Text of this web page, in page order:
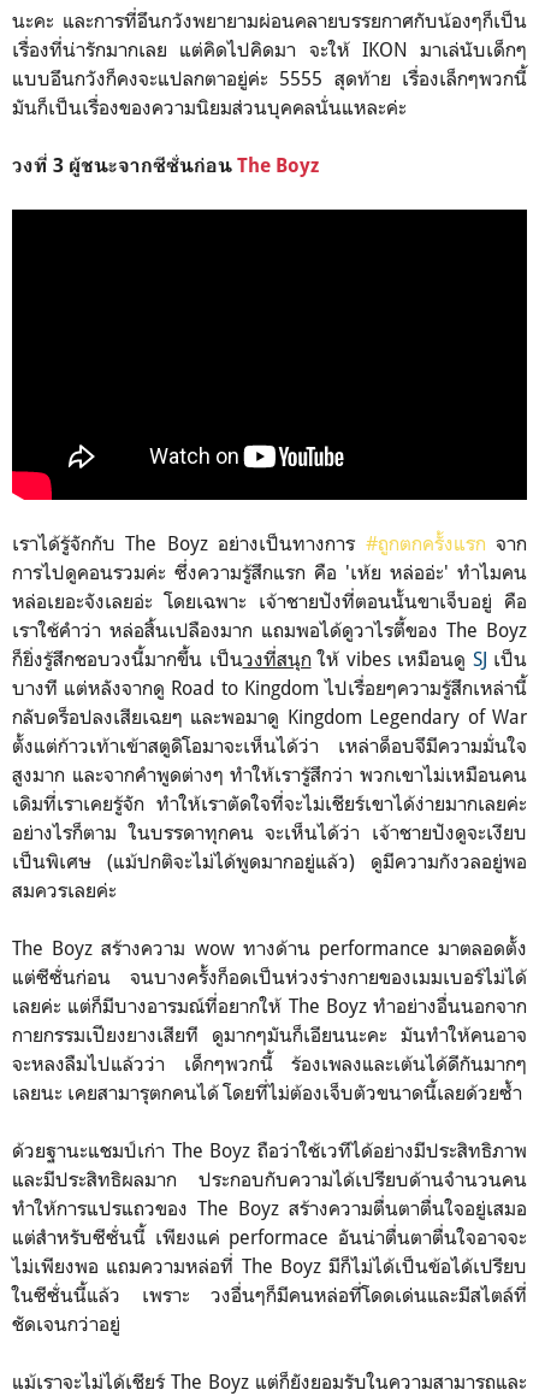
นะคะ และการที่อึนกวังพยายามผ่อนคลายบรรยกาศกับน้องๆก็เป็น
เรื่องที่น่ารักมากเลย แต่คิดไปคิดมา จะให้ IKON มาเล่นับเด็กๆ
แบบอึนกวังก็คงจะแปลกตาอยู่ค่ะ 5555 สุดท้าย เรื่องเล็กๆพวกนี้
มันก็เป็นเรื่องของความนิยมส่วนบุคคลนั่นแหละค่ะ
วงที่ 3 ผู้ชนะจากซีซั่นก่อน The Boyz
เราได้รู้จักกับ The Boyz อย่างเป็นทางการ #ถูกตกครั้งแรก จาก
การไปดูคอนรวมค่ะ ซึ่งความรู้สึกแรก คือ 'เห้ย หล่ออ่ะ' ทำไมคน
หล่อเยอะจังเลยอ่ะ โดยเฉพาะ เจ้าชายปังที่ตอนนั้นขาเจ็บอยู่ คือ
เราใช้คำว่า หล่อสิ้นเปลืองมาก แถมพอได้ดูวาไรตี้ของ The Boyz
ก็ยิ่งรู้สึกชอบวงนี้มากขึ้น เป็นวงที่สนุก ให้ vibes เหมือนดู SJ เป็น
บางที แต่หลังจากดู Road to Kingdom ไปเรื่อยๆความรู้สึกเหล่านี้
กลับดร็อปลงเสียเฉยๆ และพอมาดู Kingdom Legendary of War
ตั้งแต่ก้าวเท้าเข้าสตูดิโอมาจะเห็นได้ว่า เหล่าด็อบจึมีความมั่นใจ
สูงมาก และจากคำพูดต่างๆ ทำให้เรารู้สึกว่า พวกเขาไม่เหมือนคน
เดิมที่เราเคยรู้จัก ทำให้เราตัดใจที่จะไม่เชียร์เขาได้ง่ายมากเลยค่ะ
อย่างไรก็ตาม ในบรรดาทุกคน จะเห็นได้ว่า เจ้าชายปังดูจะเงียบ
เป็นพิเศษ (แม้ปกติจะไม่ได้พูดมากอยู่แล้ว) ดูมีความกังวลอยู่พอ
สมควรเลยค่ะ
The Boyz สร้างความ wow ทางด้าน performance มาตลอดตั้ง
แต่ซีซั่นก่อน จนบางครั้งก็อดเป็นห่วงร่างกายของเมมเบอร์ไม่ได้
เลยค่ะ แต่ก็มีบางอารมณ์ที่อยากให้ The Boyz ทำอย่างอื่นนอกจาก
กายกรรมเปียงยางเสียที ดูมากๆมันก็เอียนนะคะ มันทำให้คนอาจ
จะหลงลืมไปแล้วว่า เด็กๆพวกนี้ ร้องเพลงและเต้นได้ดีกันมากๆ
เลยนะ เคยสามารุตกคนได้ โดยที่ไม่ต้องเจ็บตัวขนาดนี้เลยด้วยซ้ำ
ด้วยฐานะแชมป์เก่า The Boyz ถือว่าใช้เวทีได้อย่างมีประสิทธิภาพ
และมีประสิทธิผลมาก ประกอบกับความได้เปรียบด้านจำนวนคน
ทำให้การแปรแถวของ The Boyz สร้างความตื่นตาตื่นใจอยู่เสมอ
แต่สำหรับซีซั่นนี้ เพียงแค่ performace อันน่าตื่นตาตื่นใจอาจจะ
ไม่เพียงพอ แถมความหล่อที่ The Boyz มีก็ไม่ได้เป็นข้อได้เปรียบ
ในซีซั่นนี้แล้ว เพราะ วงอื่นๆก็มีคนหล่อที่โดดเด่นและมีสไตล์ที่
ชัดเจนกว่าอยู่
แม้เราจะไม่ได้เชียร์ The Boyz แต่ก็ยังยอมรับในความสามารถและ